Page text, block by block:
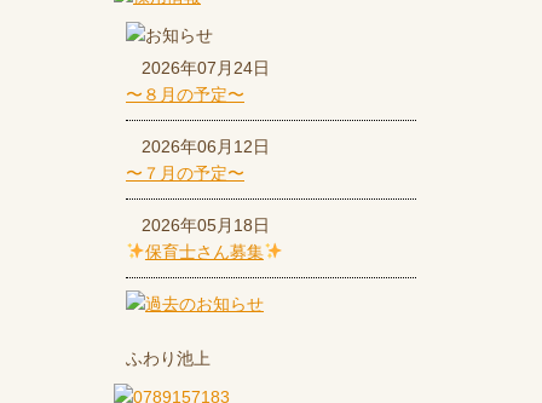
2026年07月24日
〜８月の予定〜
2026年06月12日
〜７月の予定〜
2026年05月18日
保育士さん募集
ふわり池上